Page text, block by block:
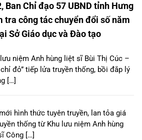
Ban Chỉ đạo 57 UBND tỉnh Hưng
tra công tác chuyển đổi số năm
Sở Giáo dục và Đào tạo
niệm Anh hùng liệt sĩ Bùi Thị Cúc –
đỏ” tiếp lửa truyền thống, bồi đắp lý
[…]
hình thức tuyên truyền, lan tỏa giá
thống từ Khu lưu niệm Anh hùng
Công […]